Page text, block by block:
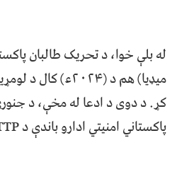
له بلې خوا، د تحریک طالبان
میډیا) هم د
کړ. د دوی د ادعا له مخې، د
پاکستاني امنیتي ادارو باندې د TTP حملې په لاندې ډول دي: